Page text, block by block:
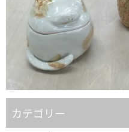
カテゴリー